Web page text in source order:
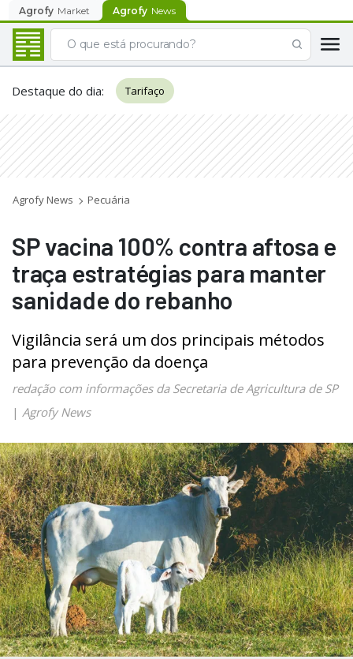
Agrofy Market Agrofy News
Destaque do dia: Tarifaço
Agrofy News Pecuária
SP vacina 100% contra aftosa e
traça estratégias para manter
sanidade do rebanho
Vigilância será um dos principais métodos
para prevenção da doença
redação com informações da Secretaria de Agricultura de SP
| Agrofy News